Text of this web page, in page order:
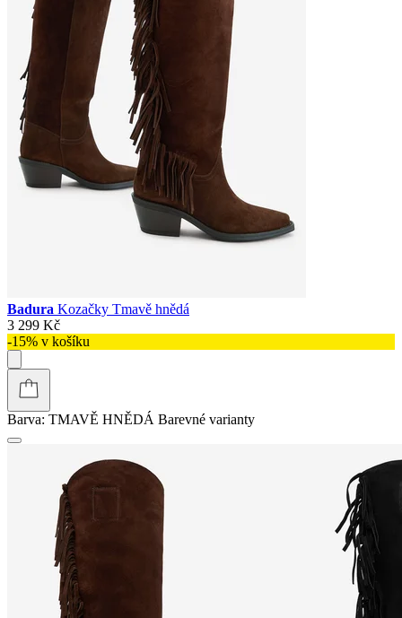
Badura Kozačky Tmavě hnědá
3 299 Kč
-15% v košíku
Barva: TMAVĚ HNĚDÁ Barevné varianty